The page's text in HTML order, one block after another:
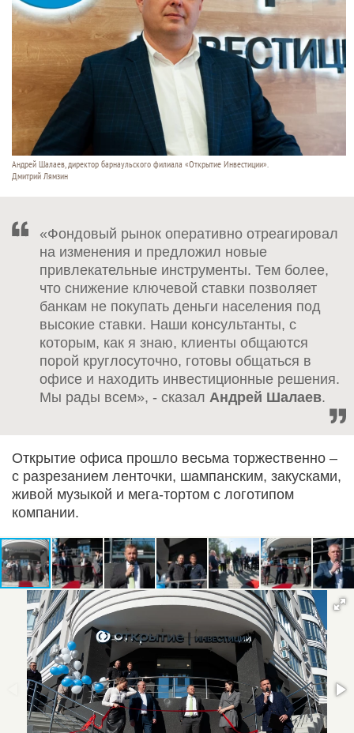
Андрей Шалаев, директор барнаульского филиала «Открытие Инвестиции».
Дмитрий Лямзин
«Фондовый рынок оперативно отреагировал
на изменения и предложил новые
привлекательные инструменты. Тем более,
что снижение ключевой ставки позволяет
банкам не покупать деньги населения под
высокие ставки. Наши консультанты, с
которым, как я знаю, клиенты общаются
порой круглосуточно, готовы общаться в
офисе и находить инвестиционные решения.
Мы рады всем», - сказал Андрей Шалаев.
Открытие офиса прошло весьма торжественно –
с разрезанием ленточки, шампанским, закусками,
живой музыкой и мега-тортом с логотипом
компании.